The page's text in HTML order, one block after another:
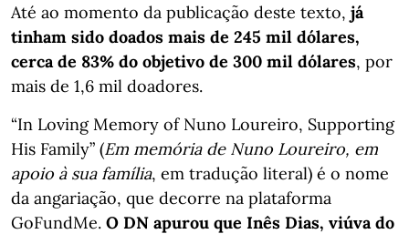
Até ao momento da publicação deste texto, já
tinham sido doados mais de 245 mil dólares,
cerca de 83% do objetivo de 300 mil dólares, por
mais de 1,6 mil doadores.
“In Loving Memory of Nuno Loureiro, Supporting
His Family” (Em memória de Nuno Loureiro, em
apoio à sua família, em tradução literal) é o nome
da angariação, que decorre na plataforma
GoFundMe. O DN apurou que Inês Dias, viúva do